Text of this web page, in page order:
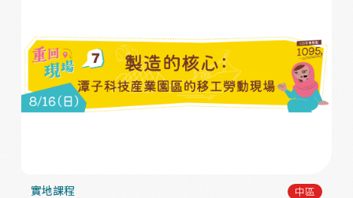
實地課程 中區